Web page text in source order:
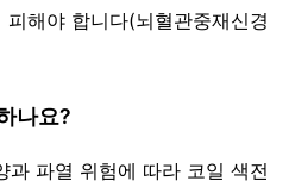
해야 합니다(뇌혈관중재신경
나요?
과 파열 위험에 따라 코일 색전